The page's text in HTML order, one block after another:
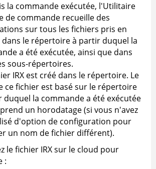
la commande exécutée, l'Utilitaire
de commande recueille des
sur tous les fichiers pris en
dans le répertoire à partir duquel la
a été exécutée, ainsi que dans
sous-répertoires.
IRX est créé dans le répertoire. Le
ce fichier est basé sur le répertoire
duquel la commande a été exécutée
un horodatage (si vous n'avez
d'option de configuration pour
un nom de fichier différent).
le fichier IRXsur le cloud pour
: